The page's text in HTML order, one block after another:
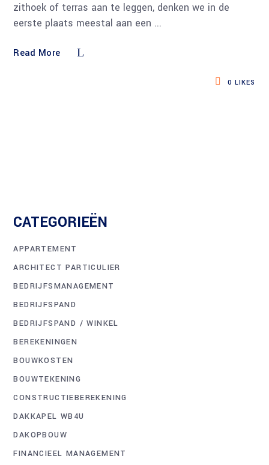
zithoek of terras aan te leggen, denken we in de
eerste plaats meestal aan een
Read More
0 LIKES
CATEGORIEËN
APPARTEMENT
ARCHITECT PARTICULIER
BEDRIJFSMANAGEMENT
BEDRIJFSPAND
BEDRIJFSPAND / WINKEL
BEREKENINGEN
BOUWKOSTEN
BOUWTEKENING
CONSTRUCTIEBEREKENING
DAKKAPEL WB4U
DAKOPBOUW
FINANCIEEL MANAGEMENT